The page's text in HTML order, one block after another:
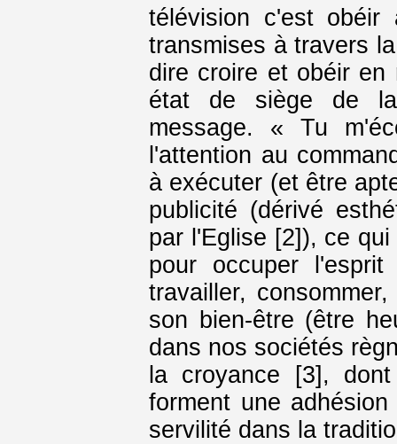
télévision c'est obéir
transmises à travers
dire croire et obéir
état de siège de
message. « Tu
l'attention au
à exécuter (et être
publicité (dérivé
par l'Eglise [2]), ce
pour occuper
travailler,
son bien-être (être
dans nos sociétés
la croyance [3],
forment une
servilité dans la